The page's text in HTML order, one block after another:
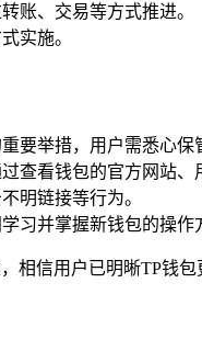
账、交易等方式推进。
实施。
要举措，用户需悉心保
查看钱包的官方网站、
明链接等行为。
习并掌握新钱包的操作
相信用户已明晰TP钱